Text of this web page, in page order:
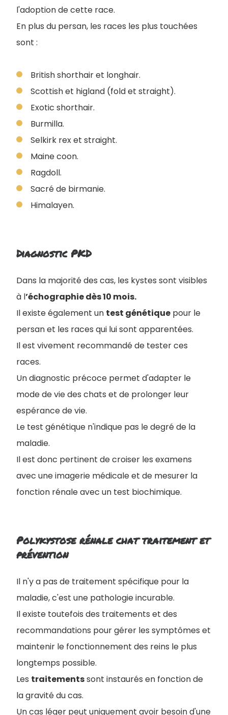
l'adoption de cette race.
En plus du persan, les races les plus touchées
sont :
British shorthair et longhair.
Scottish et higland (fold et straight).
Exotic shorthair.
Burmilla.
Selkirk rex et straight.
Maine coon.
Ragdoll.
Sacré de birmanie.
Himalayen.
Diagnostic PKD
Dans la majorité des cas, les kystes sont visibles
à l’échographie dès 10 mois.
Il existe également un test génétique pour le
persan et les races qui lui sont apparentées.
Il est vivement recommandé de tester ces
races.
Un diagnostic précoce permet d'adapter le
mode de vie des chats et de prolonger leur
espérance de vie.
Le test génétique n'indique pas le degré de la
maladie.
Il est donc pertinent de croiser les examens
avec une imagerie médicale et de mesurer la
fonction rénale avec un test biochimique.
Polykystose rénale chat traitement et
prévention
Il n'y a pas de traitement spécifique pour la
maladie, c'est une pathologie incurable.
Il existe toutefois des traitements et des
recommandations pour gérer les symptômes et
maintenir le fonctionnement des reins le plus
longtemps possible.
Les traitementssont instaurés en fonction de
la gravité du cas.
Un cas léger peut uniquement avoir besoin d'une